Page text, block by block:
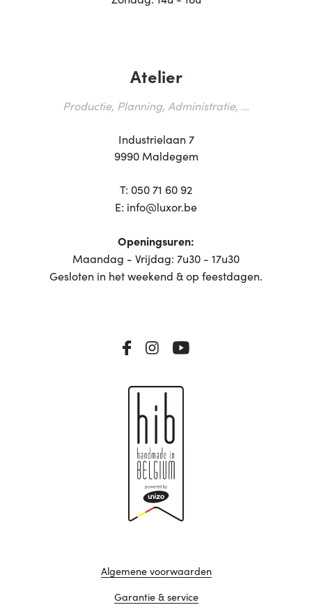
Atelier
Productie, Planning, Administratie, ...
Industrielaan 7
9990 Maldegem
T: 050 71 60 92
E: info@luxor.be
Openingsuren:
Maandag - Vrijdag: 7u30 - 17u30
Gesloten in het weekend & op feestdagen.
Algemene voorwaarden
Garantie & service